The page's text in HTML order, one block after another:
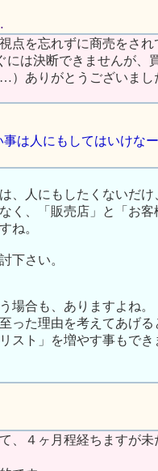
点を忘れずに商売をさ
には決断できませんが、
）ありがとうございまし
は人にもしてはいけな
、人にもしたくないだ
く、「販売店」と「お
ね。
下さい。
場合も、ありますよね。
った理由を考えてあげ
スト」を増やす事もで
、４ヶ月程経ちますが